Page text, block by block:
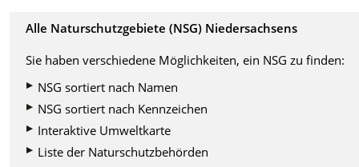
Alle Naturschutzgebiete (NSG) Niedersachsens
Sie haben verschiedene Möglichkeiten, ein NSG zu finden:
NSG sortiert nach Namen
NSG sortiert nach Kennzeichen
Interaktive Umweltkarte
Liste der Naturschutzbehörden